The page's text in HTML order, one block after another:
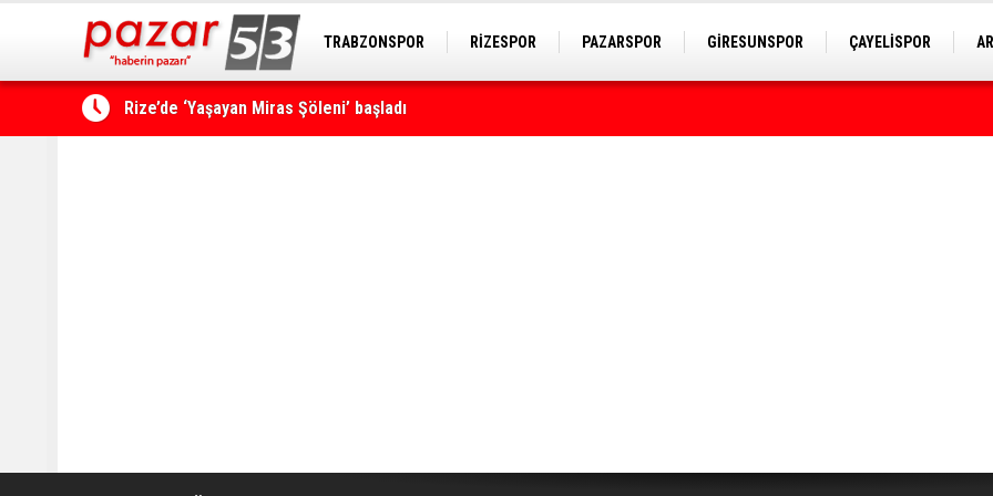
TRABZONSPOR RİZESPOR PAZARSPOR GİRESUNSPOR ÇAYELİSPOR
Çamlıhemşin'de kayıp vatandaş 600 metrelik uçurumda bulundu